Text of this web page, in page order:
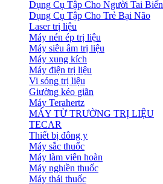
Dụng Cụ Tập Cho Người Tai Biến
Dụng Cụ Tập Cho Trẻ Bại Não
Laser trị liệu
Máy nén ép trị liệu
Máy siêu âm trị liệu
Máy xung kích
Máy điện trị liệu
Vi sóng trị liệu
Giường kéo giãn
Máy Terahertz
MÁY TỪ TRƯỜNG TRỊ LIỆU
TECAR
Thiết bị đông y
Máy sắc thuốc
Máy làm viên hoàn
Máy nghiền thuốc
Máy thái thuốc